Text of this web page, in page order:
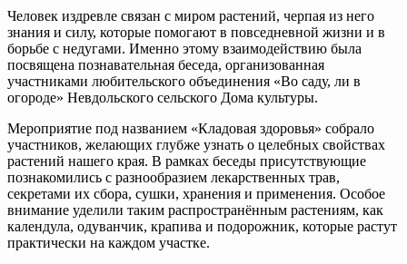
Человек издревле связан с миром растений, черпая из него
знания и силу, которые помогают в повседневной жизни и в
борьбе с недугами. Именно этому взаимодействию была
посвящена познавательная беседа, организованная
участниками любительского объединения «Во саду, ли в
огороде» Невдольского сельского Дома культуры.
Мероприятие под названием «Кладовая здоровья» собрало
участников, желающих глубже узнать о целебных свойствах
растений нашего края. В рамках беседы присутствующие
познакомились с разнообразием лекарственных трав,
секретами их сбора, сушки, хранения и применения. Особое
внимание уделили таким распространённым растениям, как
календула, одуванчик, крапива и подорожник, которые растут
практически на каждом участке.